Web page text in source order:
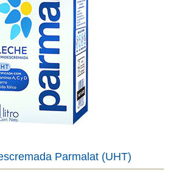
Parmalat (UHT)